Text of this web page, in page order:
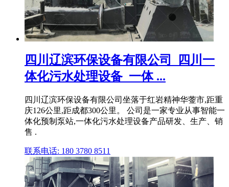
四川辽滨环保设备有限公司_四川一
体化污水处理设备_一体 ...
四川辽滨环保设备有限公司坐落于红岩精神华蓥市,距重
庆126公里,距成都300公里。 公司是一家专业从事智能一
体化预制泵站,一体化污水处理设备产品研发、生产、销
售 .
联系电话: 180 3780 8511